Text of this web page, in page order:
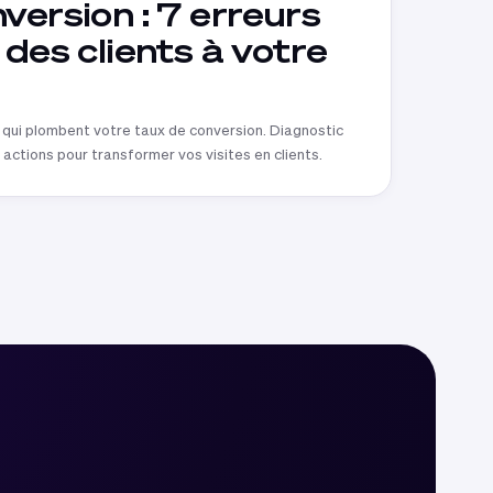
: 7 erreurs
clients à votre
plombent votre taux de conversion. Diagnostic
pour transformer vos visites en clients.